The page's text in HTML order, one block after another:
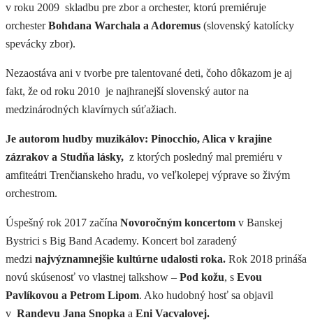
v roku 2009 skladbu pre zbor a orchester, ktorú premiéruje
orchesterBohdana Warchala a Adoremus (slovenský katolícky
spevácky zbor).
Nezaostáva ani v tvorbe pre talentované deti, čoho dôkazom je aj
fakt, že od roku 2010 je najhranejší slovenský autor na
medzinárodných klavírnych súťažiach.
Je autorom hudby muzikálov: Pinocchio, Alica v krajine
zázrakov a Studňa lásky, z ktorých posledný mal premiéru v
amfiteátri Trenčianskeho hradu, vo veľkolepej výprave so živým
orchestrom.
Úspešný rok 2017 začína Novoročným koncertom v Banskej
Bystrici s Big Band Academy. Koncert bol zaradený
medzi najvýznamnejšie kultúrne udalosti roka. Rok 2018 prináša
novú skúsenosť vo vlastnej talkshow – Pod kožu, s Evou
Pavlíkovou a Petrom Lipom. Ako hudobný hosť sa objavil
v Randevu Jana Snopka a Eni Vacvalovej.